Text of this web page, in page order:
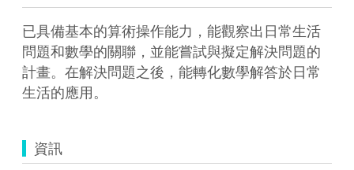
已具備基本的算術操作能力，能觀察出日常生活
問題和數學的關聯，並能嘗試與擬定解決問題的
計畫。在解決問題之後，能轉化數學解答於日常
生活的應用。
資訊